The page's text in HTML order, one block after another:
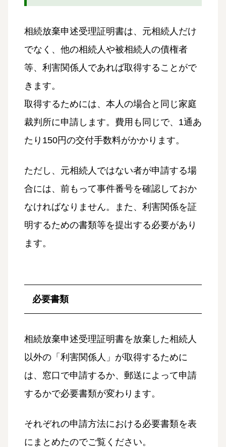
相続放棄申述受理証明書は、元相続人だけ
でなく、他の相続人や被相続人の債権者
等、利害関係人であれば取得することがで
きます。
取得するためには、本人の場合と同じ家庭
裁判所に申請します。費用も同じで、1通あ
たり150円の交付手数料がかかります。
ただし、元相続人ではない者が申請する場
合には、前もって事件番号を確認しておか
なければなりません。また、利害関係を証
明するための書類等を提出する必要があり
ます。
必要書類
相続放棄申述受理証明書を放棄した相続人
以外の「利害関係人」が取得するために
は、窓口で申請するか、郵送によって申請
するかで必要書類が変わります。
それぞれの申請方法における必要書類を表
にまとめたのでご覧ください。